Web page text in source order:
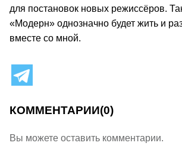
для постановок новых режиссёров.
«Модерн» однозначно будет жить и
вместе со мной.
КОММЕНТАРИИ(0)
Вы можете оставить комментарии.